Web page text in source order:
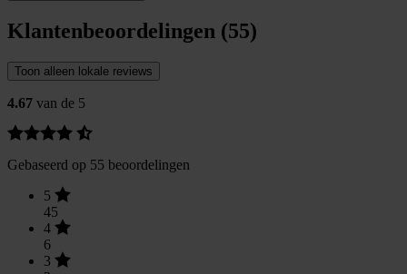
Klantenbeoordelingen (55)
Toon alleen lokale reviews
4.67 van de 5
Gebaseerd op 55 beoordelingen
5
45
4
6
3